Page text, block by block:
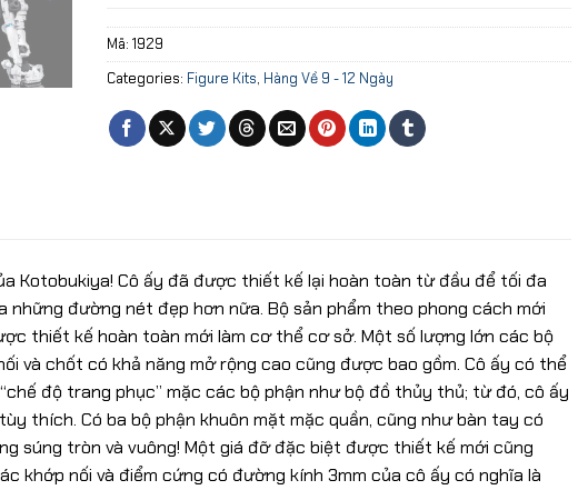
Mã: 1929
Categories: Figure Kits, Hàng Về 9 - 12 Ngày
Kotobukiya! Cô ấy đã được thiết kế lại hoàn toàn từ đầu để tối đa
đường nét đẹp hơn nữa. Bộ sản phẩm theo phong cách mới
thiết kế hoàn toàn mới làm cơ thể cơ sở. Một số lượng lớn các bộ
và chốt có khả năng mở rộng cao cũng được bao gồm. Cô ấy có thể
độ trang phục” mặc các bộ phận như bộ đồ thủy thủ; từ đó, cô ấy
thích. Có ba bộ phận khuôn mặt mặc quần, cũng như bàn tay có
súng tròn và vuông! Một giá đỡ đặc biệt được thiết kế mới cũng
khớp nối và điểm cứng có đường kính 3mm của cô ấy có nghĩa là